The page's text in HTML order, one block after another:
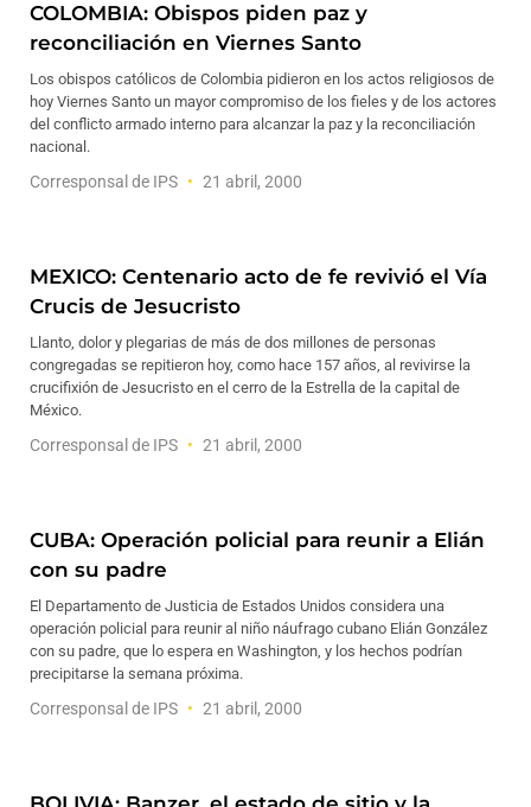
COLOMBIA: Obispos piden paz y
reconciliación en Viernes Santo
Los obispos católicos de Colombia pidieron en los actos religiosos de
hoy Viernes Santo un mayor compromiso de los fieles y de los actores
del conflicto armado interno para alcanzar la paz y la reconciliación
nacional.
Corresponsal de IPS 21 abril, 2000
MEXICO: Centenario acto de fe revivió el Vía
Crucis de Jesucristo
Llanto, dolor y plegarias de más de dos millones de personas
congregadas se repitieron hoy, como hace 157 años, al revivirse la
crucifixión de Jesucristo en el cerro de la Estrella de la capital de
México.
Corresponsal de IPS 21 abril, 2000
CUBA: Operación policial para reunir a Elián
con su padre
El Departamento de Justicia de Estados Unidos considera una
operación policial para reunir al niño náufrago cubano Elián González
con su padre, que lo espera en Washington, y los hechos podrían
precipitarse la semana próxima.
Corresponsal de IPS 21 abril, 2000